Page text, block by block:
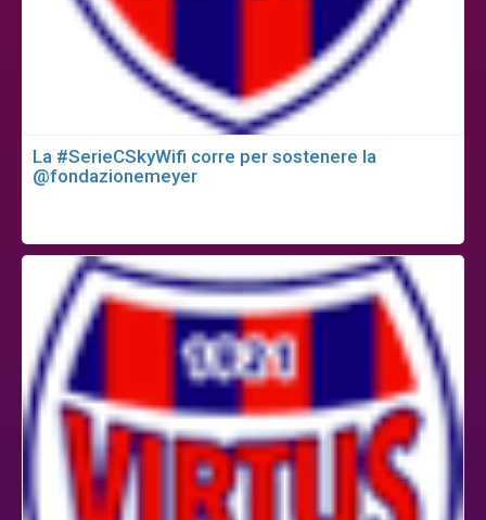
La #SerieCSkyWifi corre per sostenere la
@fondazionemeyer